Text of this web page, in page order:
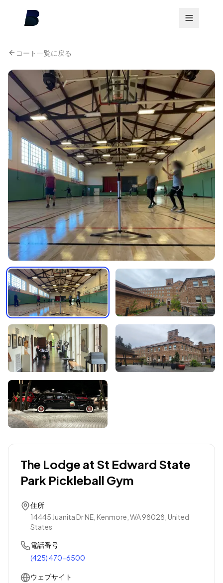
コート一覧に戻る
The Lodge at St Edward State
Park Pickleball Gym
住所
14445 Juanita Dr NE, Kenmore, WA 98028, United
States
電話番号
(425) 470-6500
ウェブサイト